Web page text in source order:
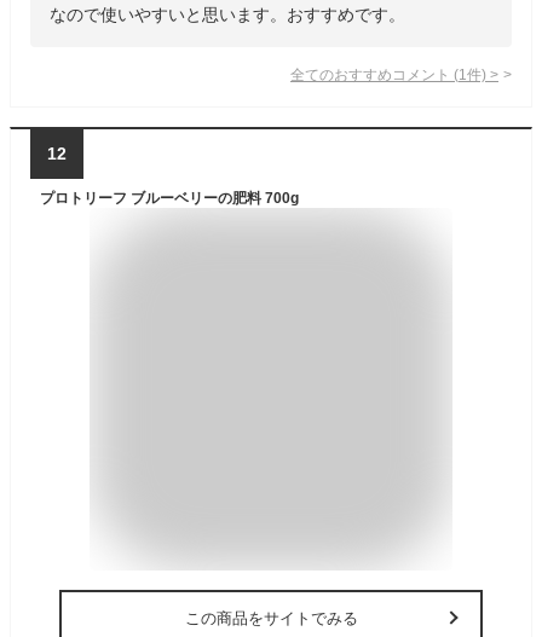
なので使いやすいと思います。おすすめです。
全てのおすすめコメント (1 件) >
12
プロトリーフ ブルーベリーの肥料 700g
この商品をサイトでみる